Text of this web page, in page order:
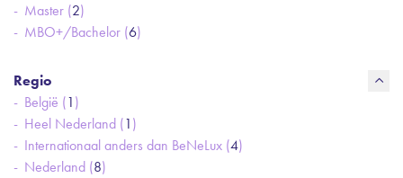
Master (2)
MBO+/Bachelor (6)
Regio
België (1)
Heel Nederland (1)
Internationaal anders dan BeNeLux (4)
Nederland (8)